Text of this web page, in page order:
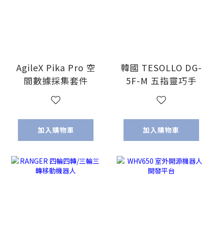
AgileX Pika Pro 空
間數據採集套件
加入購物車
韓國 TESOLLO DG-
5F-M 五指靈巧手
加入購物車